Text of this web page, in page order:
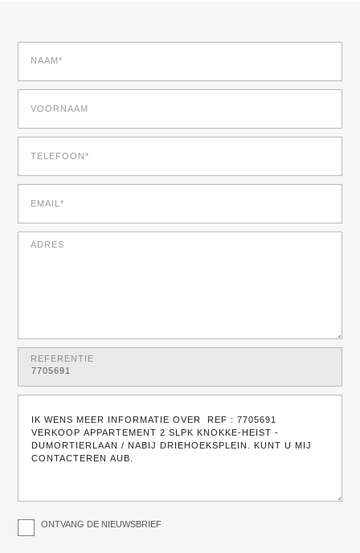
NAAM*
VOORNAAM
TELEFOON*
EMAIL*
ADRES
REFERENTIE
ONTVANG DE NIEUWSBRIEF